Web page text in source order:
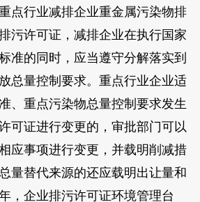
点行业减排企业重金属污染物排
污许可证，减排企业在执行国家
准的同时，应当遵守分解落实到
总量控制要求。重点行业企业适
、重点污染物总量控制要求发生
可证进行变更的，审批部门可以
应事项进行变更，并载明削减措
量替代来源的还应载明出让量和
，企业排污许可证环境管理台